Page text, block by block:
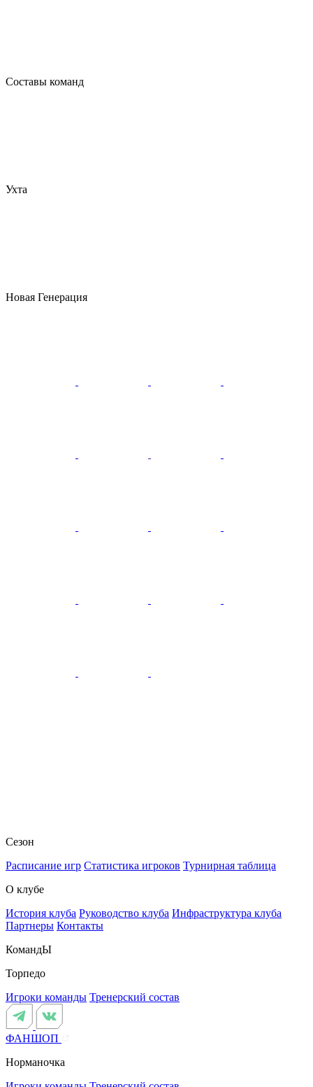
Составы команд
Ухта
Новая Генерация
Сезон
Расписание игр Статистика игроков Турнирная таблица
О клубе
История клуба Руководство клуба Инфраструктура клуба
Партнеры Контакты
КомандЫ
Торпедо
Игроки команды Тренерский состав
ФАНШОП
Норманочка